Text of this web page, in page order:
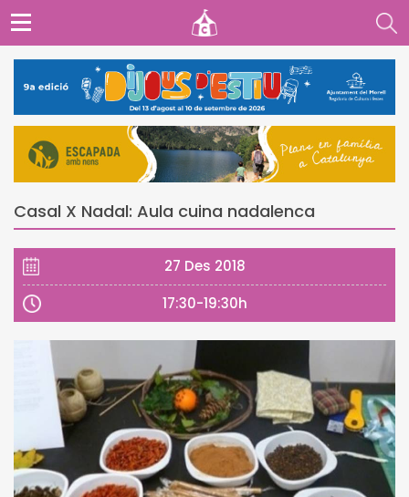
Casal X Nadal: Aula cuina nadalenca
27 Des 2018
17:30-19:30h